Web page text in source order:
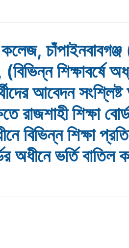
শিক্ষাবর্ষে
আবেদন
রাজশাহী শিক্ষা
বিভিন্ন শিক্ষা
অধীনে ভর্তি বাতিল